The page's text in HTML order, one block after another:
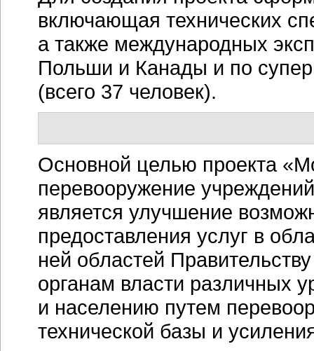
включающая технических
а также международных
Польши и Канады и по
(всего 37 человек).
Основной целью проекта
перевооружение
является улучшение
предоставления услуг в
ней областей
органам власти различных
и населению путем
технической базы и